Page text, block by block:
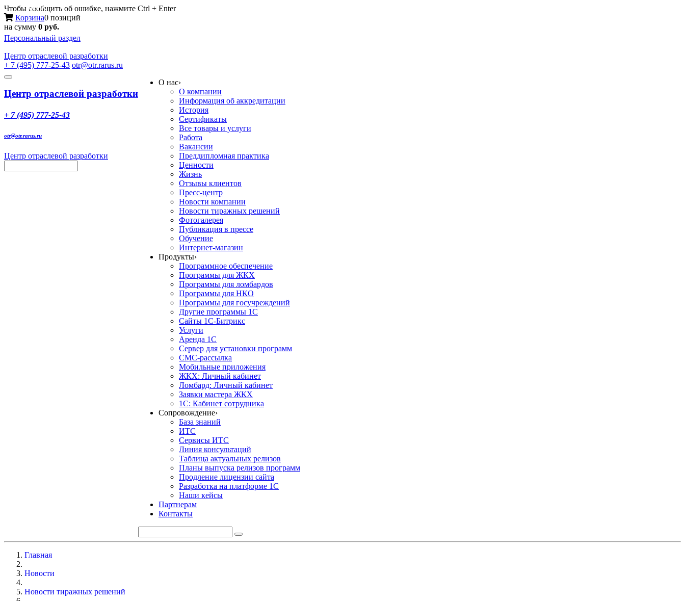
Чтобы сообщить об ошибке, нажмите Ctrl + Enter
Корзина0 позиций
на сумму 0 руб.
Персональный раздел
Центр отраслевой разработки
+ 7 (495) 777-25-43 otr@otr.rarus.ru
Toggle
Меню
Центр отраслевой разработки
+ 7 (495) 777-25-43
otr@otr.rarus.ru
Центр отраслевой разработки
О нас›
О компании
Информация об аккредитации
История
Сертификаты
Все товары и услуги
Работа
Вакансии
Преддипломная практика
Ценности
Жизнь
Отзывы клиентов
Пресс-центр
Новости компании
Новости тиражных решений
Фотогалерея
Публикация в прессе
Обучение
Интернет-магазин
Продукты›
Программное обеспечение
Программы для ЖКХ
Программы для ломбардов
Программы для НКО
Программы для госучреждений
Другие программы 1С
Сайты 1С-Битрикс
Услуги
Аренда 1С
Сервер для установки программ
СМС-рассылка
Мобильные приложения
ЖКХ: Личный кабинет
Ломбард: Личный кабинет
Заявки мастера ЖКХ
1С: Кабинет сотрудника
Сопровождение›
База знаний
ИТС
Сервисы ИТС
Линия консультаций
Таблица актуальных релизов
Планы выпуска релизов программ
Продление лицензии сайта
Разработка на платформе 1С
Наши кейсы
Партнерам
Контакты
Главная
Новости
Новости тиражных решений